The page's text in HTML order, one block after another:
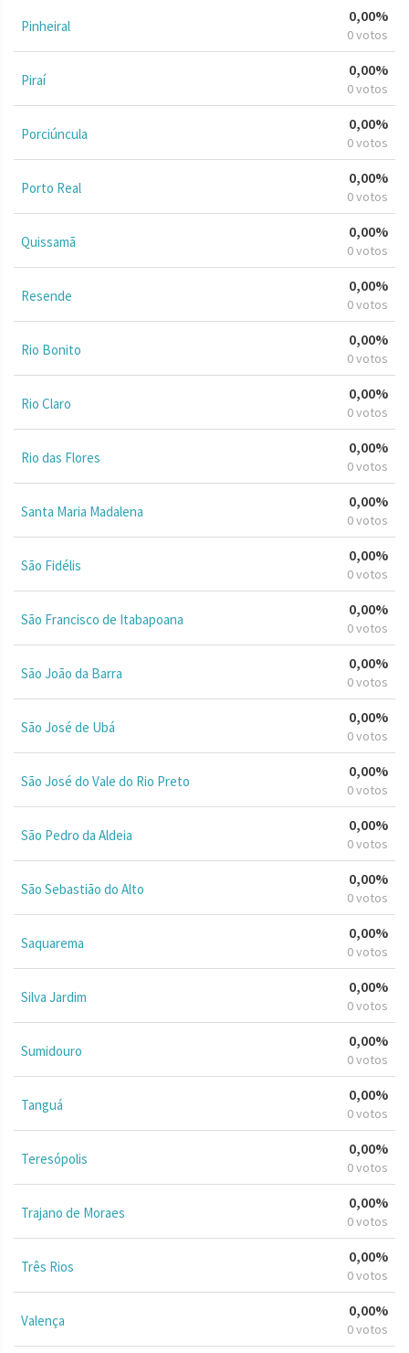
Pinheiral
0,00%
0 votos
Piraí
0,00%
0 votos
Porciúncula
0,00%
0 votos
Porto Real
0,00%
0 votos
Quissamã
0,00%
0 votos
Resende
0,00%
0 votos
Rio Bonito
0,00%
0 votos
Rio Claro
0,00%
0 votos
Rio das Flores
0,00%
0 votos
Santa Maria Madalena
0,00%
0 votos
São Fidélis
0,00%
0 votos
São Francisco de Itabapoana
0,00%
0 votos
São João da Barra
0,00%
0 votos
São José de Ubá
0,00%
0 votos
São José do Vale do Rio Preto
0,00%
0 votos
São Pedro da Aldeia
0,00%
0 votos
São Sebastião do Alto
0,00%
0 votos
Saquarema
0,00%
0 votos
Silva Jardim
0,00%
0 votos
Sumidouro
0,00%
0 votos
Tanguá
0,00%
0 votos
Teresópolis
0,00%
0 votos
Trajano de Moraes
0,00%
0 votos
Três Rios
0,00%
0 votos
Valença
0,00%
0 votos